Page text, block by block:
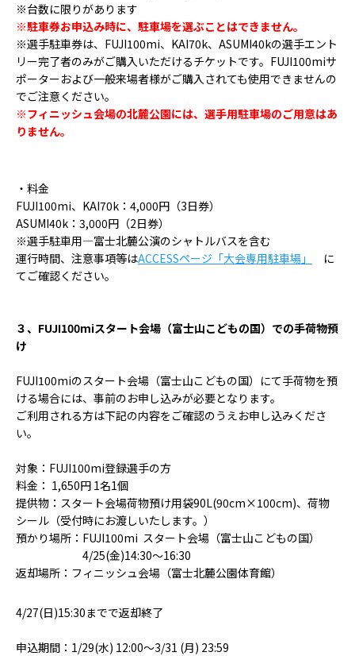
※台数に限りがあります
※駐車券お申込み時に、駐車場を選ぶことはできません。
※選手駐車券は、 FUJI100mi、 KAI70k、 ASUMI40kの選手エント
リー完了者のみがご購入いただけるチケットです。 FUJI100miサ
ポーターおよび一般来場者様がご購入されても使用できませんの
でご注意ください。
※フィニッシュ会場の北麓公園には、選手用駐車場のご用意はあ
りません。
・料金
FUJI100mi、 KAI70k ： 4,000円（3日券）
ASUMI40k ： 3,000円（2日券）
※選手駐車用―富士北麓公演のシャトルバスを含む
運行時間、注意事項等はACCESSページ「大会専用駐車場」
に
てご確認ください。
３、 FUJI100miスタート会場（富士山こどもの国）での手荷物預
け
FUJI100miのスタート会場（富士山こどもの国）にて手荷物を預
ける場合には、事前のお申し込みが必要となります。
ご利用される方は下記の内容をご確認のうえお申し込みくださ
い。
対象：FUJI100mi登録選手の方
料金： 1,650円 1名1個
提供物：スタート会場荷物預け用袋90L(90cm×100cm)、荷物
シール（受付時にお渡しいたします。）
預かり場所：FUJI100mi スタート会場（富士山こどもの国）
4/25(金)14:30〜16:30
返却場所：フィニッシュ会場（富士北麓公園体育館）
4/27(日)15:30までで返却終了
申込期間：1/29(水) 12:00〜3/31 (月) 23:59